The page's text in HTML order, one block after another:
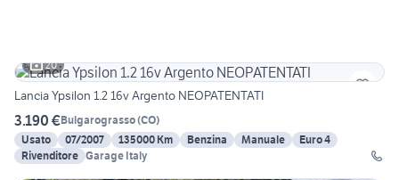
20
Lancia Ypsilon 1.2 16v Argento NEOPATENTATI
3.190 €Bulgarograsso(CO)
Usato
07/2007 135000 Km Benzina Manuale
Euro 4
Rivenditore Garage Italy